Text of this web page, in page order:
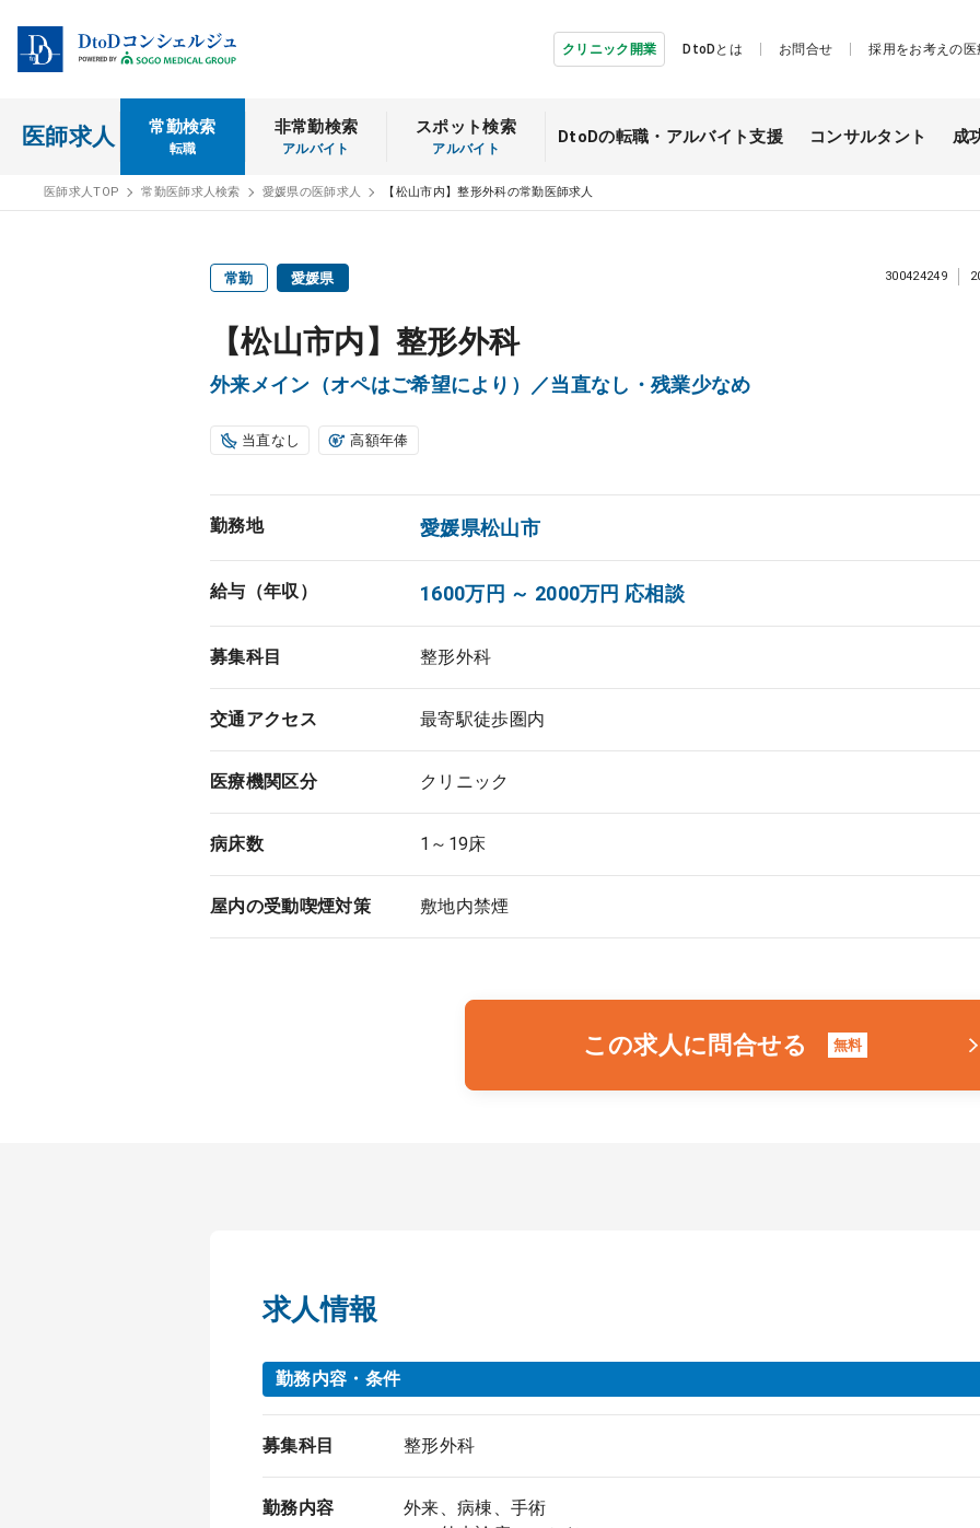
クリニック開業 DtoDとは お問合せ 採用をお考えの
医師求人 常勤検索
転職
非常勤検索
アルバイト
スポット検索
アルバイト
DtoDの転職・ アルバイト支援 コンサルタント 成
医師求人TOP 常勤医師求人検索 愛媛県の医師求人 【松山市内】整形外科の常勤医師求人
常勤 愛媛県
【松山市内】整形外科
外来メイン（オペはご希望により）／当直なし・残業少なめ
300424249
当直なし 高額年俸
勤務地 愛媛県松山市
給与（年収） 1600万円 ～ 2000万円 応相談
募集科目 整形外科
交通アクセス 最寄駅徒歩圏内
医療機関区分 クリニック
病床数 1～19床
屋内の受動喫煙対策 敷地内禁煙
この求人に問合せる 無料
求人情報
勤務内容・条件
募集科目 整形外科
勤務内容
外来、病棟、手術